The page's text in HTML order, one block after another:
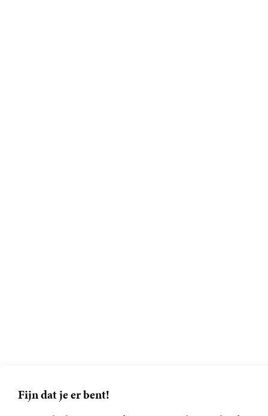
Fijn dat je er bent!